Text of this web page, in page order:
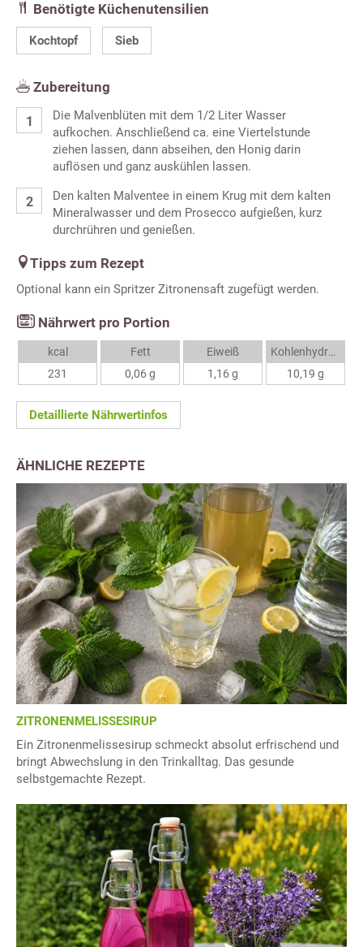
Benötigte Küchenutensilien
Kochtopf Sieb
Zubereitung
Die Malvenblüten mit dem 1/2 Liter Wasser
aufkochen. Anschließend ca. eine Viertelstunde
ziehen lassen, dann abseihen, den Honig darin
auflösen und ganz auskühlen lassen.
Den kalten Malventee in einem Krug mit dem kalten
Mineralwasser und dem Prosecco aufgießen, kurz
durchrühren und genießen.
Tipps zum Rezept
Optional kann ein Spritzer Zitronensaft zugefügt werden.
Nährwert pro Portion
kcal
231
Fett
0,06 g
Eiweiß
1,16 g
Kohlenhydrate
10,19 g
Detaillierte Nährwertinfos
ÄHNLICHE REZEPTE
ZITRONENMELISSESIRUP
Ein Zitronenmelissesirup schmeckt absolut erfrischend und
bringt Abwechslung in den Trinkalltag. Das gesunde
selbstgemachte Rezept.